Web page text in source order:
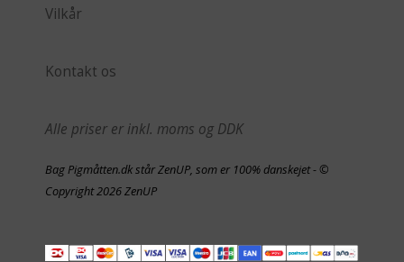
Vilkår
Kontakt os
Alle priser er inkl. moms og DDK
Bag Pigmåtten.dk står ZenUP, som er 100% danskejet - ©
Copyright 2026 ZenUP